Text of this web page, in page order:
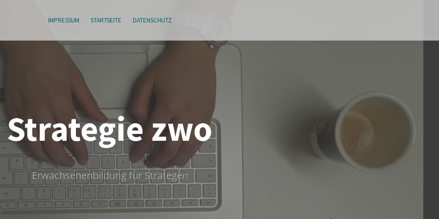
IMPRESSUM STARTSEITE DATENSCHUTZ
Strategie zwo
Erwachsenenbildung für Strategen